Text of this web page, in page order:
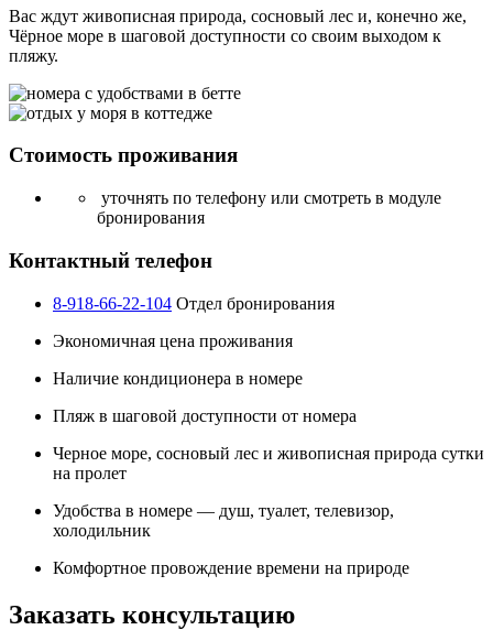
Вас ждут живописная природа, сосновый лес и, конечно же,
Чёрное море в шаговой доступности со своим выходом к
пляжу.
Стоимость проживания
уточнять по телефону или смотреть в модуле
бронирования
Контактный телефон
8-918-66-22-104 Отдел бронирования
Экономичная цена проживания
Наличие кондиционера в номере
Пляж в шаговой доступности от номера
Черное море, сосновый лес и живописная природа сутки
на пролет
Удобства в номере — душ, туалет, телевизор,
холодильник
Комфортное провождение времени на природе
Заказать консультацию